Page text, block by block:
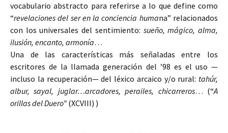
vocabulario abstracto para referirse a lo que define como
“revelaciones del ser en la conciencia humana” relacionados
con los universales del sentimiento: sueño, mágico, alma,
ilusión, encanto, armonía…
Una de las características más señaladas entre los
escritores de la llamada generación del ’98 es el uso —
incluso la recuperación— del léxico arcaico y/o rural: tahúr,
albur, sayal, juglar…arcadores, perailes, chicarreros… (“A
orillas del Duero” (XCVIII) )